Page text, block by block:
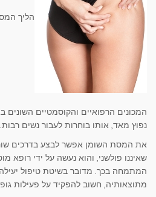
הליך
המכונים הרפואיים והקוסמטיים
נפוץ מאד, אותו בוחרות לעבור נשים רבות.
את המסת השומן אפשר לבצע בדרכים
שאיננו פולשני, והוא נעשה על ידי רופא
המתמחה בכך. מדובר בשיטת טיפול
מתוצאותיה, חשוב להפקיד על פעילות